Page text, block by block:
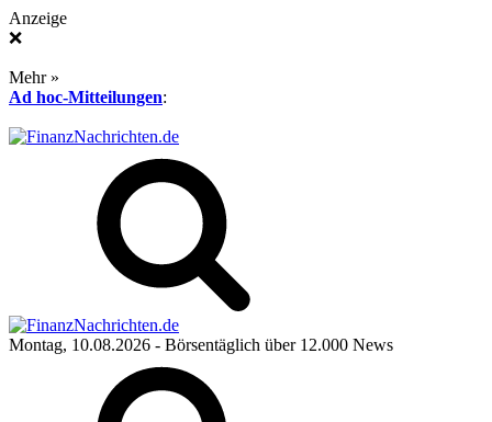
Anzeige
❌
Mehr »
Ad hoc-Mitteilungen:
Montag, 10.08.2026 - Börsentäglich über 12.000 News